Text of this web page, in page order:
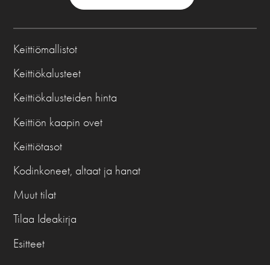
Keittiömallistot
Keittiökalusteet
Keittiökalusteiden hinta
Keittiön kaapin ovet
Keittiötasot
Kodinkoneet, altaat ja hanat
Muut tilat
Tilaa Ideakirja
Esitteet